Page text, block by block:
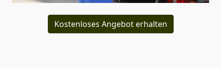
Kostenloses Angebot erhalten